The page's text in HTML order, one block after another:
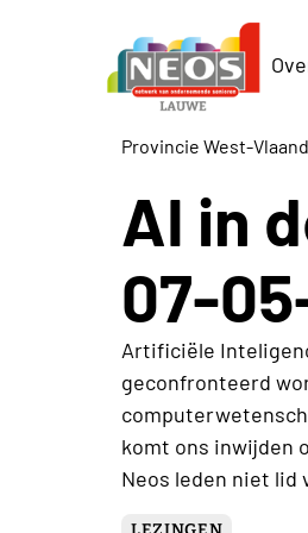
Provincie West-
AI in
07-
Artificiële
geconfronteerd
komt ons inwijden
Neos leden niet lid